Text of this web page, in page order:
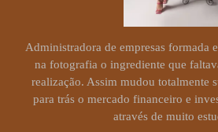
Administradora de empresas formada
na fotografia o ingrediente que
realização. Assim mudou totalmente
para trás o mercado financeiro e
através de muito